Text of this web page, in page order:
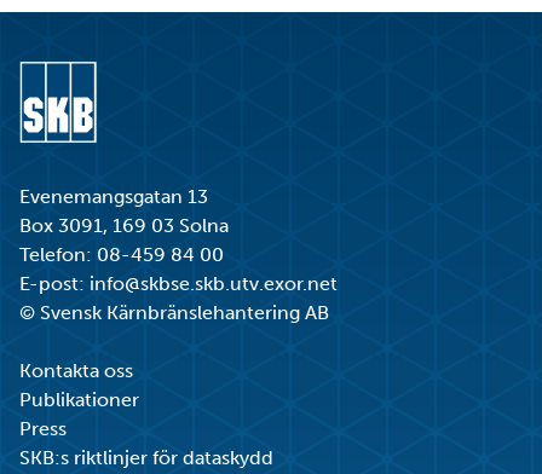
Evenemangsgatan 13
Box 3091, 169 03 Solna
Telefon: 08-459 84 00
E-post: info@skbse.skb.utv.exor.net
© Svensk Kärnbränslehantering AB
Kontakta oss
Publikationer
Press
SKB:s riktlinjer för dataskydd